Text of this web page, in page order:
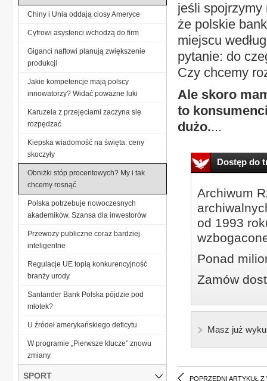
jeśli spojrzymy
że polskie
miejscu
pytanie: do
Czy chcemy
Ale skoro
to
dużo....
Dostęp do
Archiwum
od 1993
Ponad
Zamów
Masz już
POPRZEDNI ARTYKUŁ Z
Chiny i Unia oddają ciosy Ameryce
Cyfrowi asystenci wchodzą do firm
Giganci naftowi planują zwiększenie
produkcji
Jakie kompetencje mają polscy
innowatorzy? Widać poważne luki
Karuzela z przejęciami zaczyna się
rozpędzać
Kiepska wiadomość na święta: ceny
skoczyły
Obniżki stóp procentowych? My i tak
chcemy rosnąć
Polska potrzebuje nowoczesnych
akademików. Szansa dla inwestorów
Przewozy publiczne coraz bardziej
inteligentne
Regulacje UE topią konkurencyjność
branży urody
Santander Bank Polska pójdzie pod
młotek?
U źródeł amerykańskiego deficytu
W programie „Pierwsze klucze” znowu
zmiany
SPORT